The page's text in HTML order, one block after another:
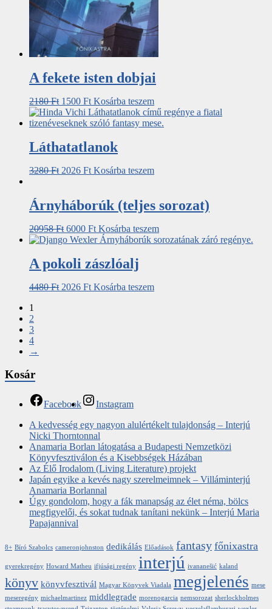
A fekete isten dobjai
2180Ft 1500 Ft Kosárba teszem
Láthatatlanok
3280Ft 2026 Ft Kosárba teszem
Árnyháborúk (teljes sorozat)
20958Ft 6000 Ft Kosárba teszem
A pokoli zászlóalj
4480Ft 2026 Ft Kosárba teszem
1
2
3
4
→
Kosár
Facebook
Instagram
A kedvesség egy nagyon alulértékelt tulajdonság – Interjú
Nicki Thorntonnal
Anamaria Borlan látogatása a Budapesti Nemzetközi
Könyvfesztiválon és a Kisebbségek Házában
Az Élő Irodalom (Living Literature) projekt
Japán egyike a kevés nagy szerelmeimnek – Villáminterjú
Anamaria Borlannal
Úgy gondolom, hogy a fák manapság az élet néma, bölcs
megfigyelői, és sokat tudnak tanítani nekünk – Interjú Maria
Papajannival
8+ Bíró Szabolcs cameronjohnston dedikálás Előadások fantasy főnixastra
gyerekregény Howard Matheu ifjúsági regény interjú ivananešić kaland
könyv könyvfesztivál Magyar Könyvek Viadala megjelenés mese
meseregény michaelmartinez middlegrade morenogarcia nemsorozat sherlockholmes